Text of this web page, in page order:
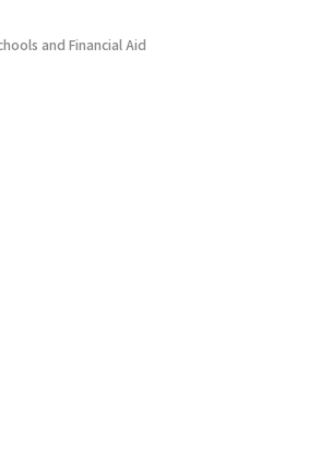
and Financial Aid